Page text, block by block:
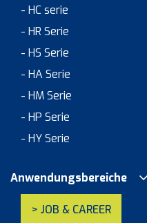
- HC serie
- HR Serie
- HS Serie
- HA Serie
- HM Serie
- HP Serie
- HY Serie
Anwendungsbereiche
> JOB & CAREER